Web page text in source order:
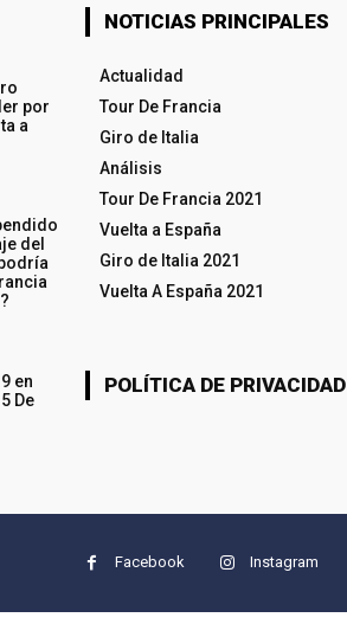
por
a
del
en
De
NOTICIAS PRINCIPALES
Actualidad
Tour De Francia
Giro de Italia
Análisis
Tour De Francia 2021
Vuelta a España
Giro de Italia 2021
Vuelta A España 2021
POLÍTICA DE PRIVACIDAD
Facebook Instagram